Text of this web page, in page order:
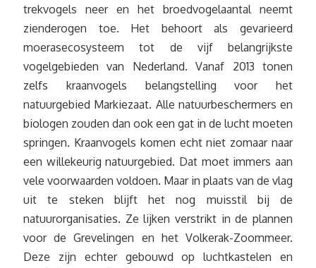
trekvogels neer en het broedvogelaantal neemt
zienderogen toe. Het behoort als gevarieerd
moerasecosysteem tot de vijf belangrijkste
vogelgebieden van Nederland. Vanaf 2013 tonen
zelfs kraanvogels belangstelling voor het
natuurgebied Markiezaat. Alle natuurbeschermers en
biologen zouden dan ook een gat in de lucht moeten
springen. Kraanvogels komen echt niet zomaar naar
een willekeurig natuurgebied. Dat moet immers aan
vele voorwaarden voldoen. Maar in plaats van de vlag
uit te steken blijft het nog muisstil bij de
natuurorganisaties. Ze lijken verstrikt in de plannen
voor de Grevelingen en het Volkerak-Zoommeer.
Deze zijn echter gebouwd op luchtkastelen en